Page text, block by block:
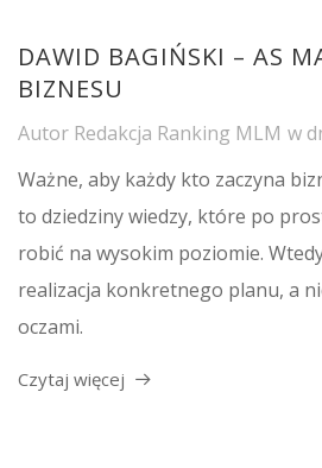
DAWID BAGIŃSKI – AS
BIZNESU
Autor Redakcja Ranking MLM w
Ważne, aby każdy kto zaczyna
to dziedziny wiedzy, które po
robić na wysokim poziomie.
realizacja konkretnego planu, a
oczami.
Czytaj więcej